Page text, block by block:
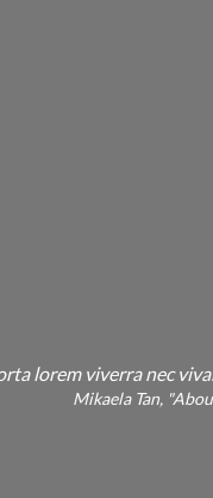
lorem viverra nec
Mikaela Tan,